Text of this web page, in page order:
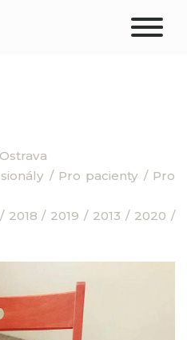
NÁS
Ostrava
/ Pro pacienty / Pro
2018 / 2019 / 2013 / 2020 /